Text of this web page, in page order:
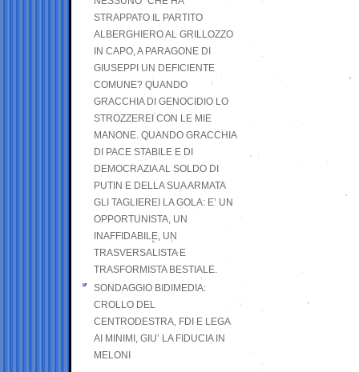
STRAPPATO IL PARTITO
ALBERGHIERO AL GRILLOZZO
IN CAPO, A PARAGONE DI
GIUSEPPI UN DEFICIENTE
COMUNE? QUANDO
GRACCHIA DI GENOCIDIO LO
STROZZEREI CON LE MIE
MANONE. QUANDO GRACCHIA
DI PACE STABILE E DI
DEMOCRAZIA AL SOLDO DI
PUTIN E DELLA SUA ARMATA
GLI TAGLIEREI LA GOLA: E’ UN
OPPORTUNISTA, UN
INAFFIDABILE, UN
TRASVERSALISTA E
TRASFORMISTA BESTIALE.
SONDAGGIO BIDIMEDIA:
CROLLO DEL
CENTRODESTRA, FDI E LEGA
AI MINIMI, GIU’ LA FIDUCIA IN
MELONI